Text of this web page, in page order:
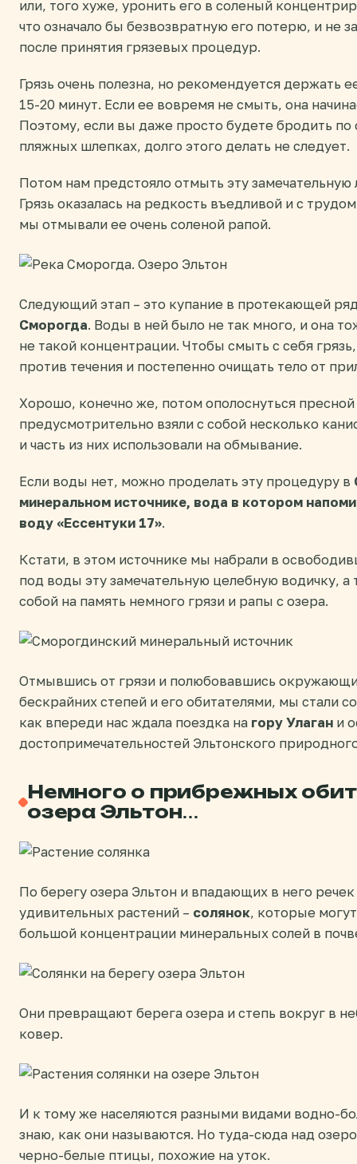
или, того хуже, уронить его в соленый
что означало бы безвозвратную его потерю, и не
после принятия грязевых процедур.
Грязь очень полезна, но рекомендуется держать
15-20 минут. Если ее вовремя не смыть, она
Поэтому, если вы даже просто будете бродить по
пляжных шлепках, долго этого делать не следует.
Потом нам предстояло отмыть эту замечательную
Грязь оказалась на редкость въедливой и с
мы отмывали ее очень соленой рапой.
Следующий этап – это купание в протекающей
Сморогда. Воды в ней было не так много, и она
не такой концентрации. Чтобы смыть с себя
против течения и постепенно очищать тело от
Хорошо, конечно же, потом ополоснуться
предусмотрительно взяли с собой несколько
и часть из них использовали на обмывание.
Если воды нет, можно проделать эту процедуру в
минеральном источнике, вода в котором
воду «Ессентуки 17».
Кстати, в этом источнике мы набрали в
под воды эту замечательную целебную водичку, а
собой на память немного грязи и рапы с озера.
Отмывшись от грязи и полюбовавшись
бескрайних степей и его обитателями, мы стали
как впереди нас ждала поездка на гору Улаган и
достопримечательностей Эльтонского
Немного о прибрежных
озера Эльтон…
По берегу озера Эльтон и впадающих в него
удивительных растений – солянок, которые
большой концентрации минеральных солей в
Они превращают берега озера и степь вокруг в
ковер.
И к тому же населяются разными видами водно-
знаю, как они называются. Но туда-сюда над
черно-белые птицы, похожие на уток.